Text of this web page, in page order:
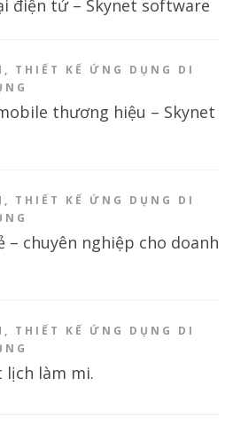
điện tử – Skynet software
, THIẾT KẾ ỨNG DỤNG DI
thương hiệu – Skynet
, THIẾT KẾ ỨNG DỤNG DI
– chuyên nghiệp cho doanh
, THIẾT KẾ ỨNG DỤNG DI
lịch làm mi.